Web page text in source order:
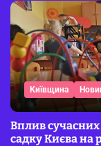
Київщина
Вплив
садку Києва на